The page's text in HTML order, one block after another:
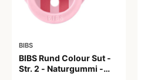
BIBS
BIBS Rund Colour Sut -
Str. 2 - Naturgummi -